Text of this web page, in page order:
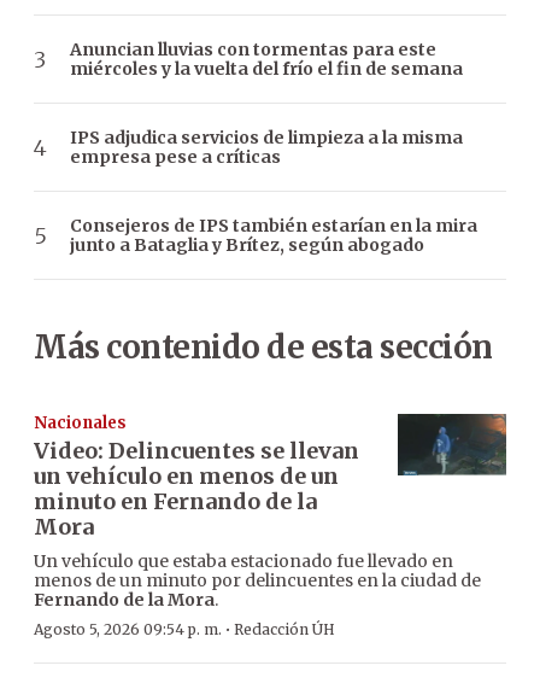
Anuncian lluvias con tormentas para este
miércoles y la vuelta del frío el fin de semana
IPS adjudica servicios de limpieza a la misma
empresa pese a críticas
Consejeros de IPS también estarían en la mira
junto a Bataglia y Brítez, según abogado
Más contenido de esta sección
Nacionales
Video: Delincuentes se llevan
un vehículo en menos de un
minuto en Fernando de la
Mora
Un vehículo que estaba estacionado fue llevado en
menos de un minuto por delincuentes en la ciudad de
Fernando de la Mora.
Agosto 5, 2026 09:54 p. m. · Redacción ÚH